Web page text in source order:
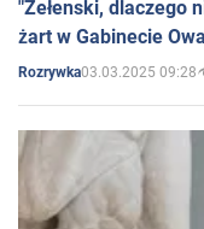
"Zełenski, dlaczego
żart w Gabinecie
Rozrywka03.03.2025 09:28